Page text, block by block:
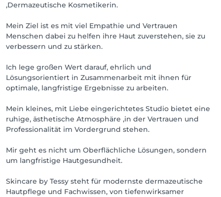
,Dermazeutische Kosmetikerin.
Mein Ziel ist es mit viel Empathie und Vertrauen
Menschen dabei zu helfen ihre Haut zuverstehen, sie zu
verbessern und zu stärken.
Ich lege großen Wert darauf, ehrlich und
Lösungsorientiert in Zusammenarbeit mit ihnen für
optimale, langfristige Ergebnisse zu arbeiten.
Mein kleines, mit Liebe eingerichtetes Studio bietet eine
ruhige, ästhetische Atmosphäre ,in der Vertrauen und
Professionalität im Vordergrund stehen.
Mir geht es nicht um Oberflächliche Lösungen, sondern
um langfristige Hautgesundheit.
Skincare by Tessy steht für modernste dermazeutische
Hautpflege und Fachwissen, von tiefenwirksamer